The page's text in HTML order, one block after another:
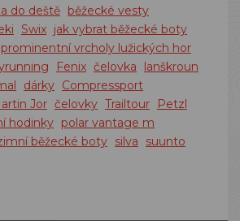
do deště běžecké vesty
Swix jak vybrat běžecké boty
prominentní vrcholy lužických hor
Fenix čelovka
lanškroun
dárky Compressport
Jor čelovky Trailtour
Petzl
hodinky polar vantage m
běžecké boty silva
suunto